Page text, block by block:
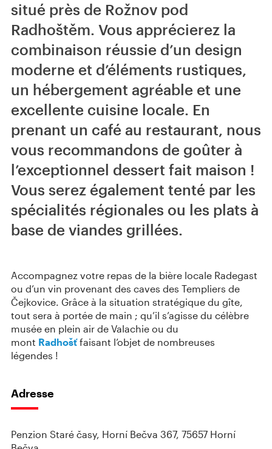
situé près de Rožnov pod
Radhoštěm. Vous apprécierez la
combinaison réussie d’un design
moderne et d’éléments rustiques,
un hébergement agréable et une
excellente cuisine locale. En
prenant un café au restaurant, nous
vous recommandons de goûter à
l’exceptionnel dessert fait maison !
Vous serez également tenté par les
spécialités régionales ou les plats à
base de viandes grillées.
Accompagnez votre repas de la bière locale Radegast
ou d’un vin provenant des caves des Templiers de
Čejkovice. Grâce à la situation stratégique du gîte,
tout sera à portée de main ; qu’il s’agisse du célèbre
musée en plein air de Valachie ou du
mont Radhošťfaisant l’objet de nombreuses
légendes !
Adresse
Penzion Staré časy, Horní Bečva 367, 75657 Horní